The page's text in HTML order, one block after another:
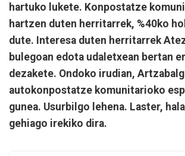
hartuko lukete. Konpostatze
hartzen duten herritarrek, %40ko
dute. Interesa duten herritarrek
bulegoan edota udaletxean bertan
dezakete. Ondoko irudian,
autokonpostatze komunitarioko
gunea. Usurbilgo lehena. Laster,
gehiago irekiko dira.